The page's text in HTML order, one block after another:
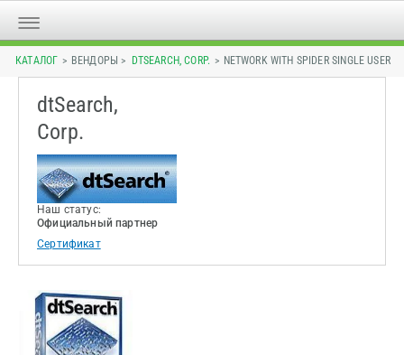
КАТАЛОГ > ВЕНДОРЫ > DTSEARCH, CORP. > NETWORK WITH SPIDER SINGLE USER
dtSearch,
Corp.
Наш статус:
Официальный партнер
Сертификат